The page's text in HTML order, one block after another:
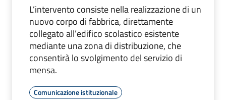
L’intervento consiste nella realizzazione di un
nuovo corpo di fabbrica, direttamente
collegato all’edifico scolastico esistente
mediante una zona di distribuzione, che
consentirà lo svolgimento del servizio di
mensa.
Comunicazione istituzionale